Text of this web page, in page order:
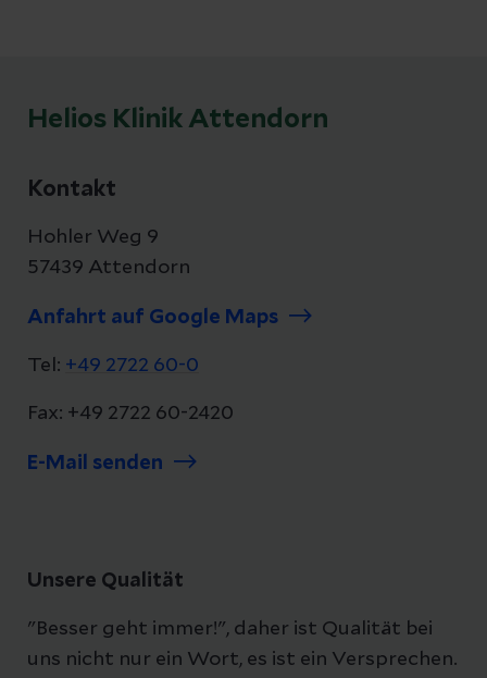
Helios Klinik Attendorn
Kontakt
Hohler Weg 9
57439 Attendorn
Anfahrt auf Google Maps
Tel: +49 2722 60-0
Fax: +49 2722 60-2420
E-Mail senden
Unsere Qualität
"Besser geht immer!", daher ist Qualität bei
uns nicht nur ein Wort, es ist ein Versprechen.